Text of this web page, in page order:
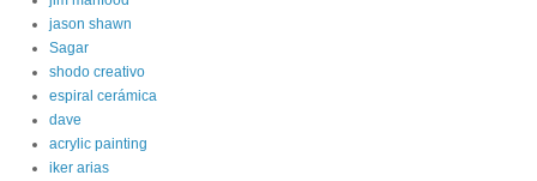
jason shawn
Sagar
shodo creativo
espiral cerámica
dave
acrylic painting
iker arias